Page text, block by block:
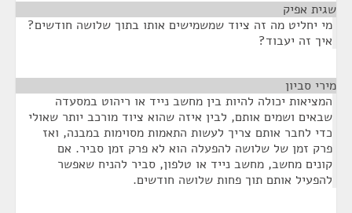
שגית אפיק
מי יחליט מה זה ציוד שמשמישים אותו בתוך שלושה חודשים?
איך זה יעבוד?
מירי סביון
המציאות יכולה להיות בין מחשב נייד או ריהוט במסעדה
שבאים ושמים אותם, לבין איזה שהוא ציוד מורכב יותר שאולי
כדי לחבר אותם צריך לעשות התאמות מסוימות במבנה, ואז
פרק זמן של שלושה להפעלה הוא לא פרק זמן סביר. אם
קונים מחשב, מחשב נייד או טלפון, סביר להניח שאפשר
להפעיל אותם תוך פחות שלושה חודשים.